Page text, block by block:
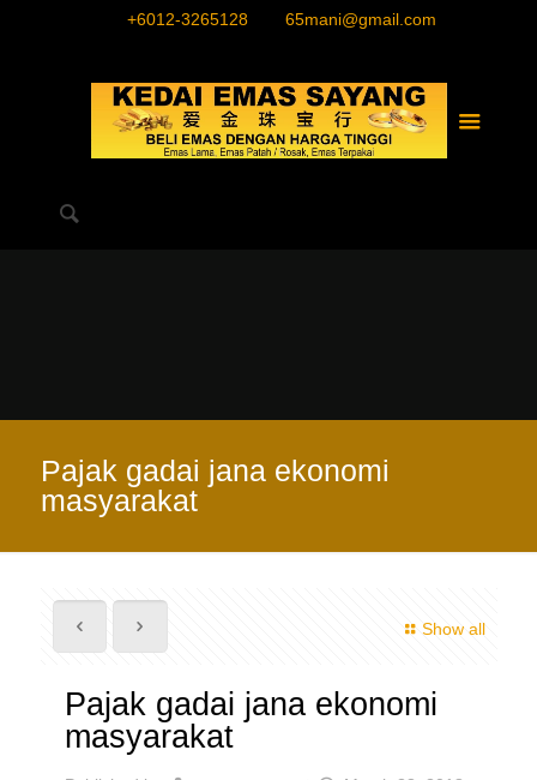
+6012-3265128 65mani@gmail.com
Pajak gadai jana ekonomi
masyarakat
Show all
Pajak gadai jana ekonomi
masyarakat